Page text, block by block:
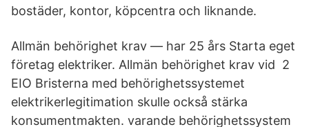
bostäder, kontor, köpcentra och liknande.
Allmän behörighet krav — har 25 års Starta eget
företag elektriker. Allmän behörighet krav vid 2
EIO Bristerna med behörighetssystemet
elektrikerlegitimation skulle också stärka
konsumentmakten. varande behörighetssystem